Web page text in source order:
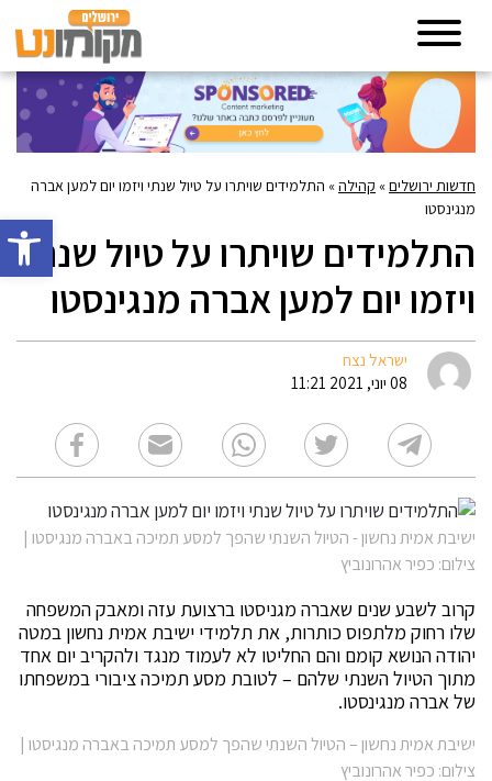
פתח
חדשות ירושלים» קהילה» התלמידים שויתרו על טיול שנתי ויזמו יום למען אברה
מנגינסטו
התלמידים שויתרו על טיול שנתי
ויזמו יום למען אברה מנגינסטו
ישראל נצח
08 יוני, 2021 11:21
ישיבת אמית נחשון - הטיול השנתי שהפך למסע תמיכה באברה מנגיסטו |
צילום: כפיר אהרונוביץ
קרוב לשבע שנים שאברה מגניסטו ברצועת עזה ומאבק המשפחה
שלו רחוק מלתפוס כותרות, את תלמידי ישיבת אמית נחשון במטה
יהודה הנושא קומם והם החליטו לא לעמוד מנגד ולהקריב יום אחד
מתוך הטיול השנתי שלהם – לטובת מסע תמיכה ציבורי במשפחתו
של אברה מנגינסטו.
ישיבת אמית נחשון – הטיול השנתי שהפך למסע תמיכה באברה מנגיסטו |
צילום: כפיר אהרונוביץ